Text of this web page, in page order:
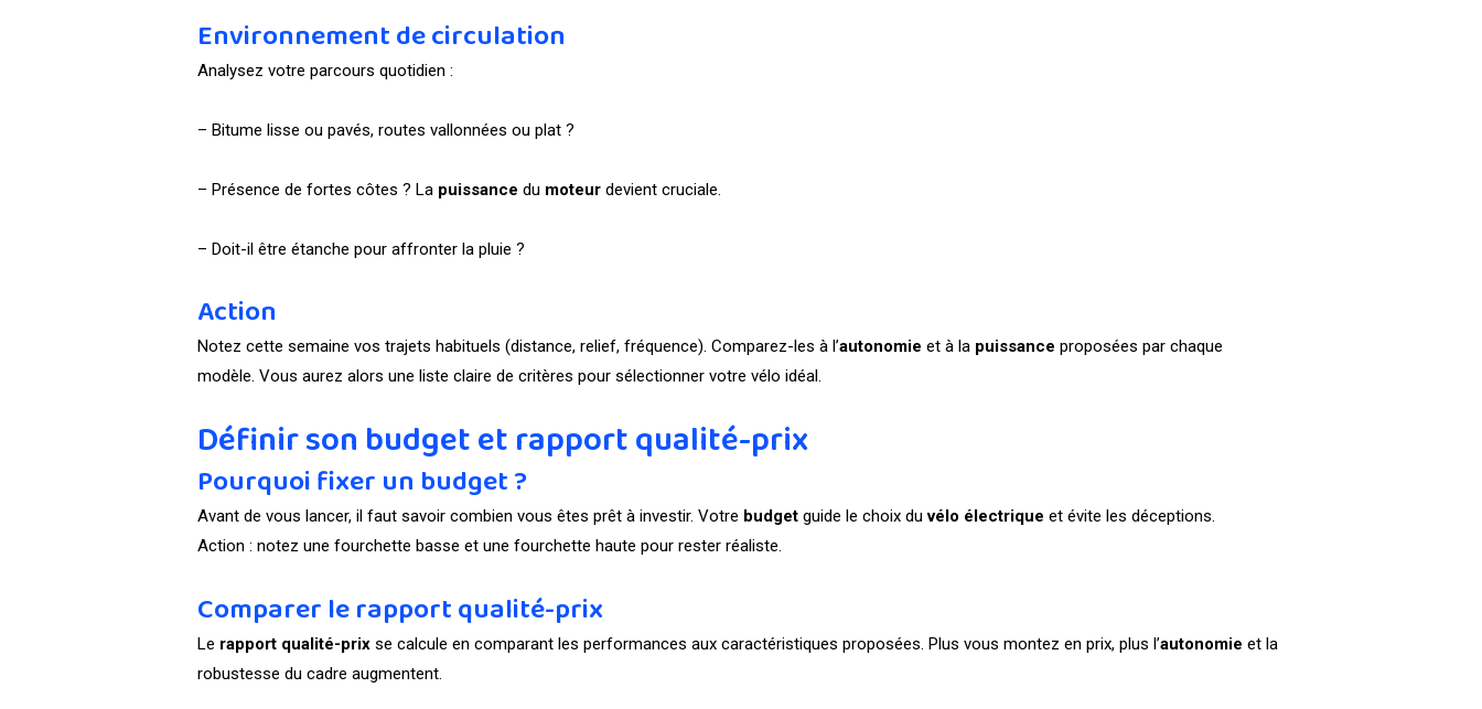
Environnement de circulation
Analysez votre parcours quotidien :
– Bitume lisse ou pavés, routes vallonnées ou plat ?
– Présence de fortes côtes ? La puissance du moteur devient cruciale.
– Doit-il être étanche pour affronter la pluie ?
Action
Notez cette semaine vos trajets habituels (distance, relief, fréquence). Comparez-les à l’autonomie et à la puissance proposées par chaque
modèle. Vous aurez alors une liste claire de critères pour sélectionner votre vélo idéal.
Définir son budget et rapport qualité-prix
Pourquoi fixer un budget ?
Avant de vous lancer, il faut savoir combien vous êtes prêt à investir. Votre budget guide le choix duvélo électrique et évite les déceptions.
Action : notez une fourchette basse et une fourchette haute pour rester réaliste.
Comparer le rapport qualité-prix
Le rapport qualité-prix se calcule en comparant les performances aux caractéristiques proposées. Plus vous montez en prix, plus l’autonomie et la
robustesse du cadre augmentent.